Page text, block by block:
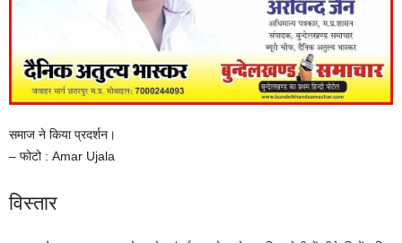
समाज ने किया प्रदर्शन।
– फोटो : Amar Ujala
विस्तार